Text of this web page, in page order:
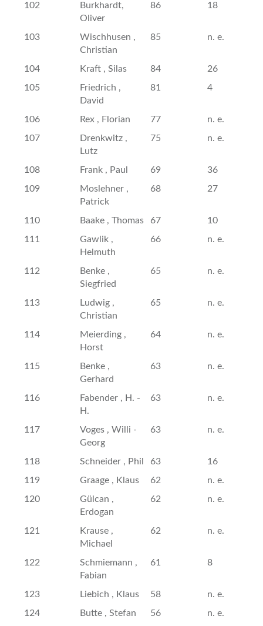
102
Burkhardt,
Oliver
86 18
103
Wischhusen ,
Christian
85 n. e.
104 Kraft , Silas 84
26
105
Friedrich ,
David
81 4
106 Rex , Florian 77
n. e.
107
Drenkwitz ,
Lutz
75 n. e.
108 Frank , Paul 69
36
109
Moslehner ,
Patrick
68 27
110 Baake , Thomas 67
10
111
Gawlik ,
Helmuth
66 n. e.
112
Benke ,
Siegfried
65 n. e.
113
Ludwig ,
Christian
65 n. e.
114
Meierding ,
Horst
64 n. e.
115
Benke ,
Gerhard
63 n. e.
116
Fabender , H. -
H.
63 n. e.
117
Voges , Willi -
Georg
63 n. e.
118 Schneider , Phil 63
16
119
Graage , Klaus 62
n. e.
120
Gülcan ,
Erdogan
62 n. e.
121
Krause ,
Michael
62 n. e.
122
Schmiemann ,
Fabian
61 8
123 Liebich , Klaus 58
n. e.
124
Butte , Stefan 56
n. e.